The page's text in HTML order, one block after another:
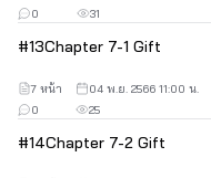
31
0
#13Chapter 7-1 Gift
25
0
7 หน้า 04 พ.ย. 2566 11:00 น.
#14Chapter 7-2 Gift